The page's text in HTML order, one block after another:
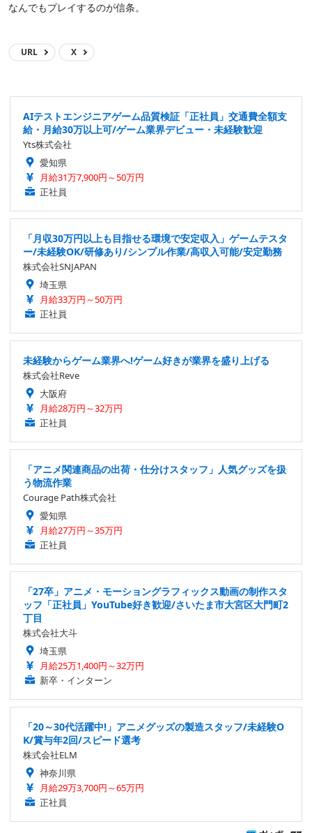
なんでもプレイするのが信条。
URL X
AIテストエンジニアゲーム品質検証「正社員」交通費全額支
給・月給30万以上可/ゲーム業界デビュー・未経験歓迎
Yts株式会社
愛知県
月給31万7,900円～50万円
正社員
「月収30万円以上も目指せる環境で安定収入」ゲームテスタ
ー/未経験OK/研修あり/シンプル作業/高収入可能/安定勤務
株式会社SNJAPAN
埼玉県
月給33万円～50万円
正社員
未経験からゲーム業界へ!ゲーム好きが業界を盛り上げる
株式会社Reve
大阪府
月給28万円～32万円
正社員
「アニメ関連商品の出荷・仕分けスタッフ」人気グッズを扱
う物流作業
Courage Path株式会社
愛知県
月給27万円～35万円
正社員
「27卒」アニメ・モーショングラフィックス動画の制作スタ
ッフ「正社員」YouTube好き歓迎/さいたま市大宮区大門町2
丁目
株式会社大斗
埼玉県
月給25万1,400円～32万円
新卒・インターン
「20～30代活躍中!」アニメグッズの製造スタッフ/未経験O
K/賞与年2回/スピード選考
株式会社ELM
神奈川県
月給29万3,700円～65万円
正社員